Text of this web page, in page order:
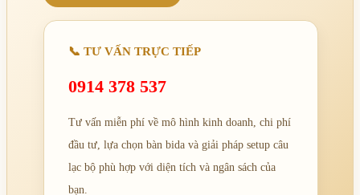
📞 TƯ VẤN TRỰC TIẾP
0914 378 537
Tư vấn miễn phí về mô hình kinh doanh, chi phí
đầu tư, lựa chọn bàn bida và giải pháp setup câu
lạc bộ phù hợp với diện tích và ngân sách của
bạn.